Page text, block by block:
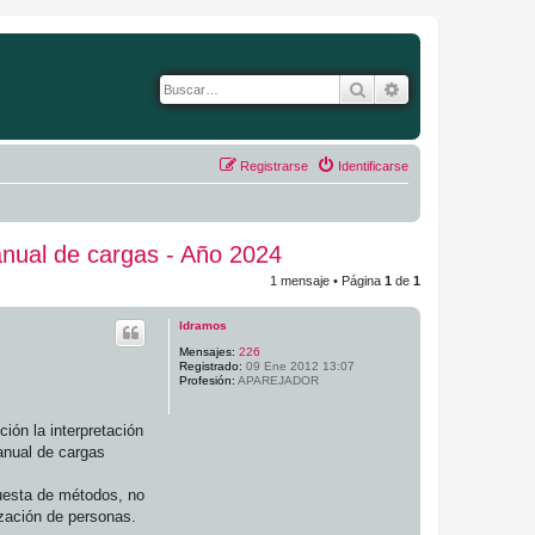
Buscar
Identificarse
Registrarse
de cargas - Año 2024
1 mensaje • Página 1 de 1
ldramos
Mensajes: 226
Registrado: 09 Ene 2012 13:07
Profesión: APAREJADOR
la interpretación
de cargas
de métodos, no
de personas.